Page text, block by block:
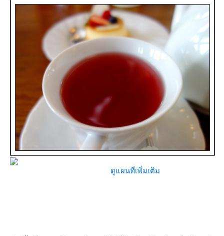
ดูแผนที่เพิ่มเติม